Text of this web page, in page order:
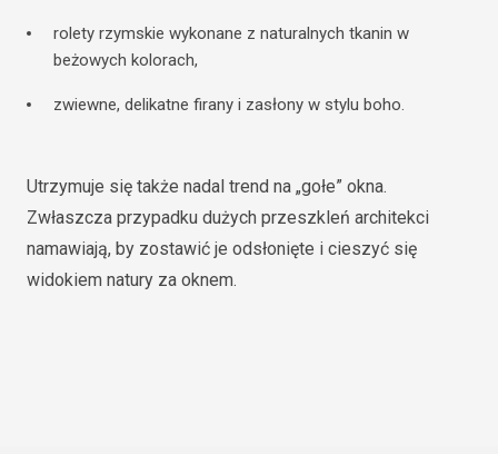
rolety rzymskie wykonane z naturalnych tkanin w
beżowych kolorach,
zwiewne, delikatne firany i zasłony w stylu boho.
Utrzymuje się także nadal trend na „gołe” okna.
Zwłaszcza przypadku dużych przeszkleń architekci
namawiają, by zostawić je odsłonięte i cieszyć się
widokiem natury za oknem.